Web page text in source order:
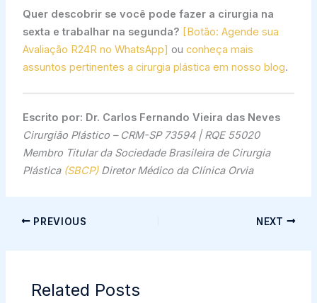
Quer descobrir se você pode fazer a cirurgia na
sexta e trabalhar na segunda? [Botão: Agende sua
Avaliação R24R no WhatsApp] ou conheça mais
assuntos pertinentes a cirurgia plástica em nosso blog.
Escrito por: Dr. Carlos Fernando Vieira das Neves
Cirurgião Plástico – CRM-SP 73594 | RQE 55020
Membro Titular da Sociedade Brasileira de Cirurgia
Plástica (SBCP) Diretor Médico da Clínica Orvia
PREVIOUS NEXT
Related Posts